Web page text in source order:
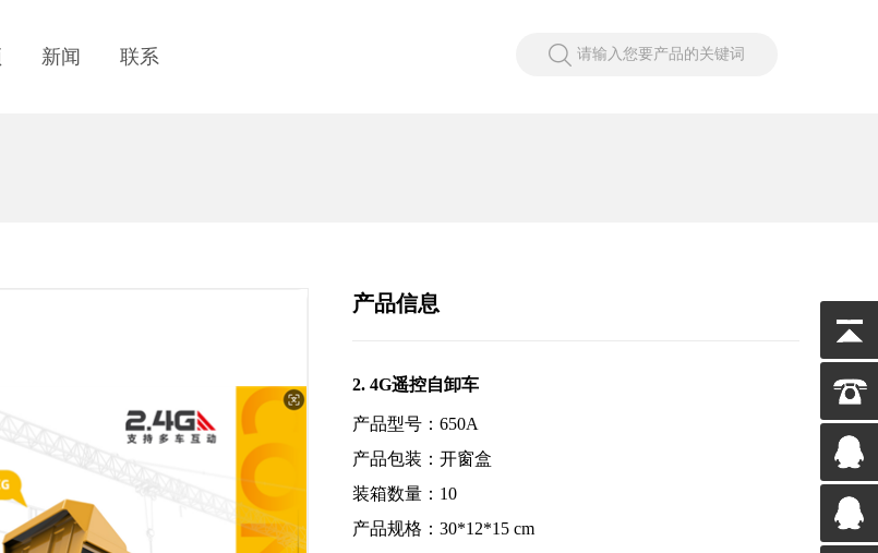
新闻 联系 请输入您要产品的关键词
产品信息
2. 4G遥控自卸车
产品型号：650A
产品包装：开窗盒
装箱数量：10
产品规格：30*12*15 cm